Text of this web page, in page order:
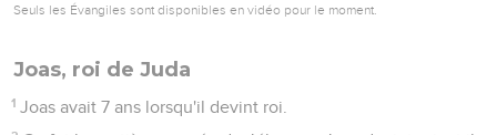
Seuls les Évangiles sont disponibles en vidéo pour le moment.
Joas, roi de Juda
1 Joas avait 7 ans lorsqu'il devint roi.